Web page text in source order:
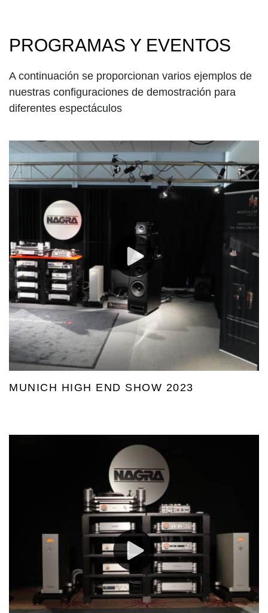
PROGRAMAS Y EVENTOS
A continuación se proporcionan varios ejemplos de
nuestras configuraciones de demostración para
diferentes espectáculos
MUNICH HIGH END SHOW 2023